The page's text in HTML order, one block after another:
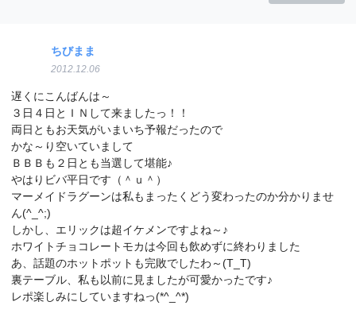
ちびまま
2012.12.06
遅くにこんばんは～
３日４日とＩＮして来ましたっ！！
両日ともお天気がいまいち予報だったので
かな～り空いていまして
ＢＢＢも２日とも当選して堪能♪
やはりビバ平日です（＾ｕ＾）
マーメイドラグーンは私もまったくどう変わったのか分かりませ
ん(^_^;)
しかし、エリックは超イケメンですよね～♪
ホワイトチョコレートモカは今回も飲めずに終わりました
あ、話題のホットポットも完敗でしたわ～(T_T)
裏テーブル、私も以前に見ましたが可愛かったです♪
レポ楽しみにしていますねっ(*^_^*)